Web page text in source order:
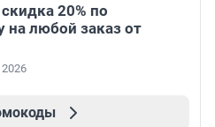
скидка 20% по
на любой заказ от
2026